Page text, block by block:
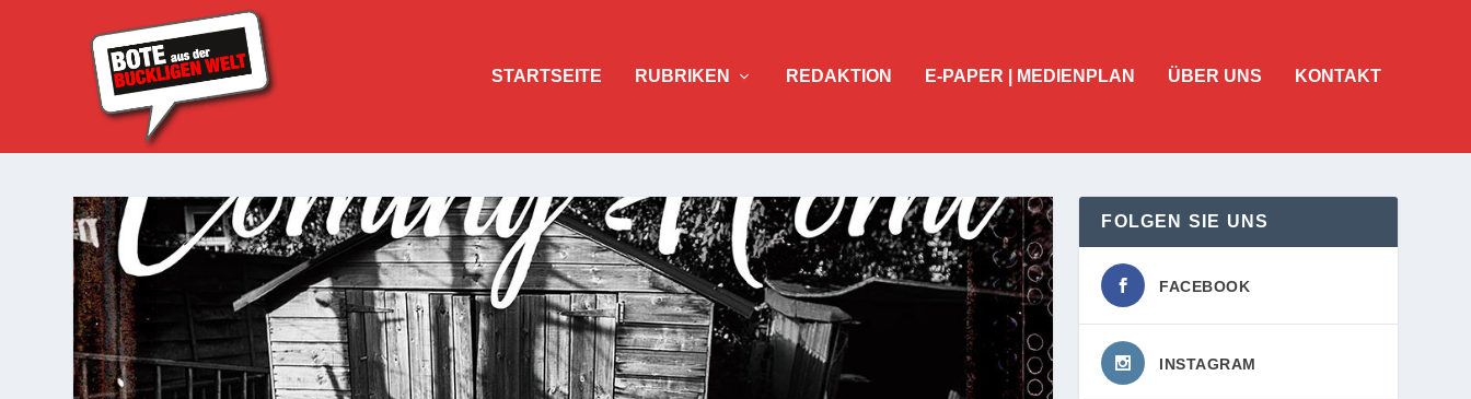
STARTSEITE RUBRIKEN REDAKTION E-PAPER | MEDIENPLAN ÜBER UNS KONTAKT
FOLGEN SIE UNS
FACEBOOK
INSTAGRAM